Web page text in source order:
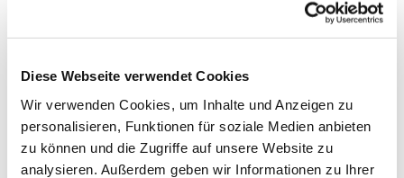
Diese Webseite verwendet Cookies
Wir verwenden Cookies, um Inhalte und Anzeigen zu
personalisieren, Funktionen für soziale Medien anbieten
zu können und die Zugriffe auf unsere Website zu
analysieren. Außerdem geben wir Informationen zu Ihrer
Dies könnte Sie auch
interessieren